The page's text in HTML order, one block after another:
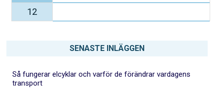
12
SENASTE INLÄGGEN
Så fungerar elcyklar och varför de förändrar vardagens
transport